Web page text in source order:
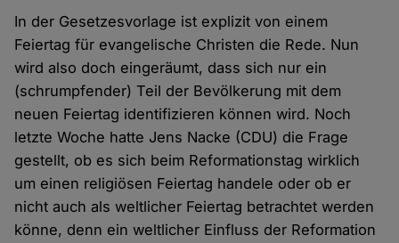
In der Gesetzesvorlage ist explizit von einem
Feiertag für evangelische Christen die Rede. Nun
wird also doch eingeräumt, dass sich nur ein
(schrumpfender) Teil der Bevölkerung mit dem
neuen Feiertag identifizieren können wird. Noch
letzte Woche hatte Jens Nacke (CDU) die Frage
gestellt, ob es sich beim Reformationstag wirklich
um einen religiösen Feiertag handele oder ob er
nicht auch als weltlicher Feiertag betrachtet werden
könne, denn ein weltlicher Einfluss der Reformation